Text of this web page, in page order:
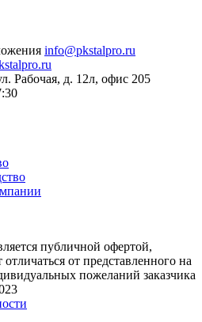
info@pkstalpro.ru
Рабочая, д. 12л, офис 205
публичной офертой,
от представленного на
пожеланий заказчика